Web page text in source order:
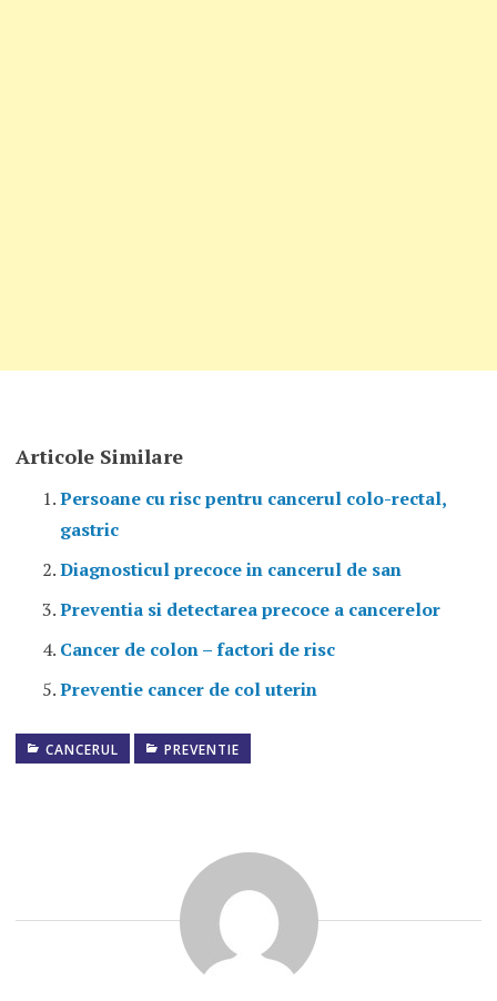
Articole Similare
Persoane cu risc pentru cancerul colo-rectal,
gastric
Diagnosticul precoce in cancerul de san
Preventia si detectarea precoce a cancerelor
Cancer de colon – factori de risc
Preventie cancer de col uterin
CANCERUL
PREVENTIE
FACTORI
CANCER